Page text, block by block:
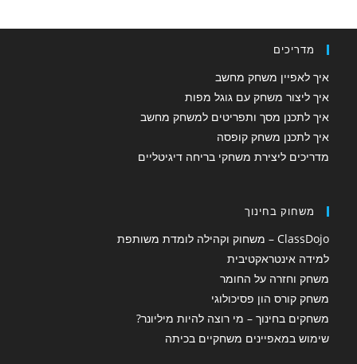
מדריכים
איך לאפיין משחק מחשב
איך ליצור משחק עם גוגל מפות
איך לתכנן מסך ותפריטים למשחק מחשב
איך לתכנן משחק קופסה
מדריכים ליצירת משחקי בריחה דיגיטליים
משחוק בחינוך
ClassDojo – משחוק וקהילה לומדת משותפת
למידה אינטראקטיבית
משחק וחזרה על החומר
משחק קורס הון פסיכולוגי
משחקים בחינוך – מי רוצה להיות מיליונר?
שימוש במאפיינים משחקיים בכיתה